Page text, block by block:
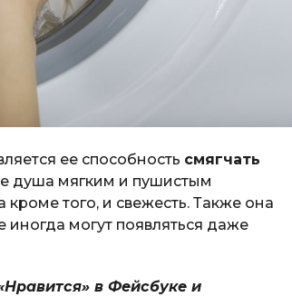
ее способность смягчать
душа мягким и пушистым
кроме того, и свежесть. Также она
иногда могут появляться даже
в Фейсбуке и